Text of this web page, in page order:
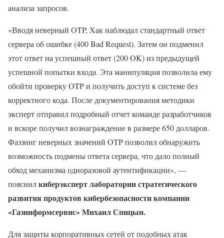
анализа запросов.
«Вводя неверный OTP, Хак наблюдал стандартный ответ
сервера об ошибке (400 Bad Request). Затем он подменил
этот ответ на успешный ответ (200 OK) из предыдущей
успешной попытки входа. Эта манипуляция позволила ему
обойти проверку OTP и получить доступ к системе без
корректного кода. После документирования методики
эксперт отправил подробный отчет команде разработчиков
и вскоре получил вознаграждение в размере 650 долларов.
Фаззинг неверных значений OTP позволил обнаружить
возможность подмены ответа сервера, что дало полный
обход механизма одноразовой аутентификации», —
пояснилкиберэксперт лаборатории стратегического
развития продуктов кибербезопасности компании
«Газинформсервис» Михаил Спицын.
Для защиты корпоративных сетей от подобных атак